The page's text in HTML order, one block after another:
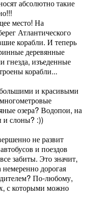
абсолютно такие
место! На
Атлантического
корабли. И теперь
деревянные
гнезда, изъеденные
корабли...
и красивыми
озера? Водопои, на
и слоны? :))
не развит
и поездов
забиты. Это значит,
дорогая
По-любому,
с которыми можно